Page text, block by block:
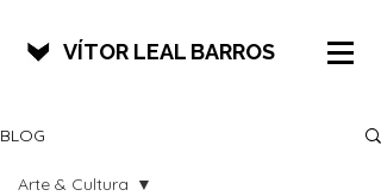
VÍTOR LEAL BARROS
BLOG
Arte & Cultura